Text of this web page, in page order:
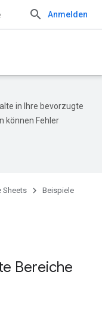
Anmelden
in Ihre bevorzugte
können Fehler
Sheets Beispiele
Bereiche